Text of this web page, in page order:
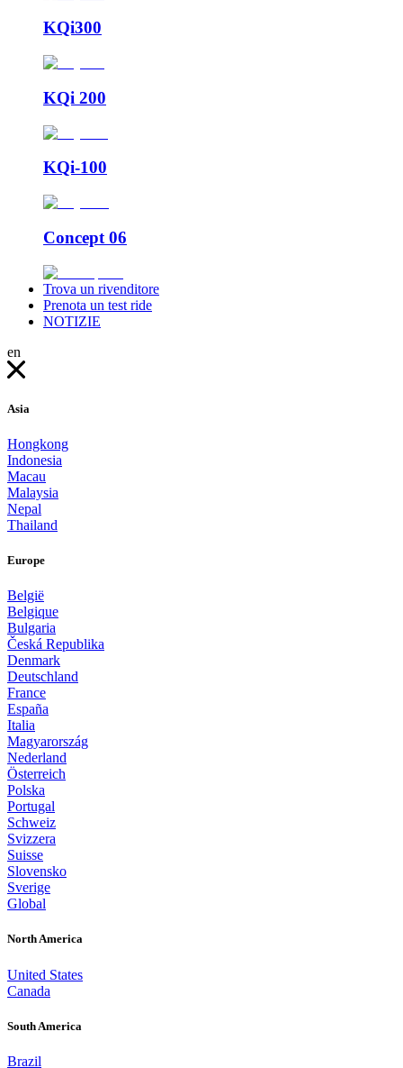
KQi300
KQi 200
KQi-100
Concept 06
Trova un rivenditore
Prenota un test ride
NOTIZIE
en
Asia
Hongkong
Indonesia
Macau
Malaysia
Nepal
Thailand
Europe
België
Belgique
Bulgaria
Česká Republika
Denmark
Deutschland
France
España
Italia
Magyarország
Nederland
Österreich
Polska
Portugal
Schweiz
Svizzera
Suisse
Slovensko
Sverige
Global
North America
United States
Canada
South America
Brazil